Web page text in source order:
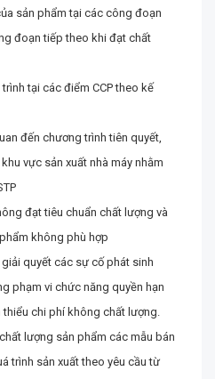
sản phẩm tại các công đoạn
đoạn tiếp theo khi đạt chất
tại các điểm CCP theo kế
đến chương trình tiên quyết,
vực sản xuất nhà máy nhằm
đạt tiêu chuẩn chất lượng và
không phù hợp
quyết các sự cố phát sinh
phạm vi chức năng quyền hạn
chi phí không chất lượng.
lượng sản phẩm các mẫu bán
trình sản xuất theo yêu cầu từ